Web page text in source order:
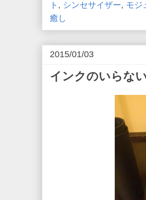
ト , シンセサイザー, モジ
癒し
2015/01/03
インクのいらな